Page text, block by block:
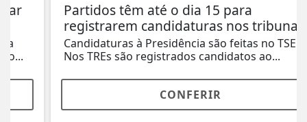
Partidos têm até o dia 15 para
registrarem candidaturas nos tribunais
Candidaturas à Presidência são feitas no TSE.
Nos TREs são registrados candidatos ao...
CONFERIR